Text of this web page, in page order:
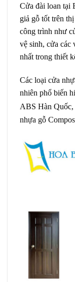
Cửa đài loan tại
giả gỗ tốt trên
công trình như
vệ sinh, cửa
nhất trong thiết
Các loại cửa
nhiên phổ biến
ABS Hàn Quốc,
nhựa gỗ